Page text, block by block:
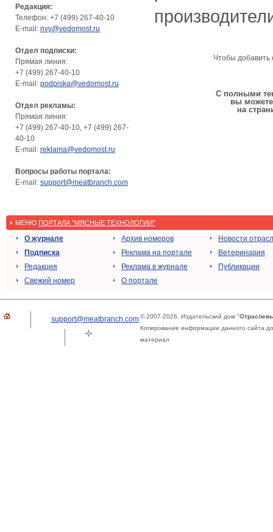
Редакция:
Телефон: +7 (499) 267-40-10
E-mail: nvy@vedomost.ru
Отдел подписки:
Прямая линия:
+7 (499) 267-40-10
E-mail: podpiska@vedomost.ru
Отдел рекламы:
Прямая линия:
+7 (499) 267-40-10, +7 (499) 267-
40-10
E-mail: reklama@vedomost.ru
Вопросы работы портала:
E-mail: support@meatbranch.com
Чтобы
С полными
вы
на
МЕНЮ ПОРТАЛА "МЯСНЫЕ ТЕХНОЛОГИИ"
О журнале
Подписка
Редакция
Свежий номер
Архив номеров
Реклама на портале
Реклама в журнале
О портале
Новости
Ветеринария
Публикации
support@meatbranch.com© 2007-2026. Издательский дом "
Копирование информации данного сайта
материал